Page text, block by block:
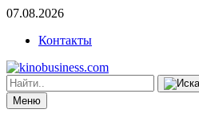
07.08.2026
Контакты
Меню